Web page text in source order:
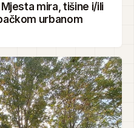
mira, tišine i/ili
urbanom